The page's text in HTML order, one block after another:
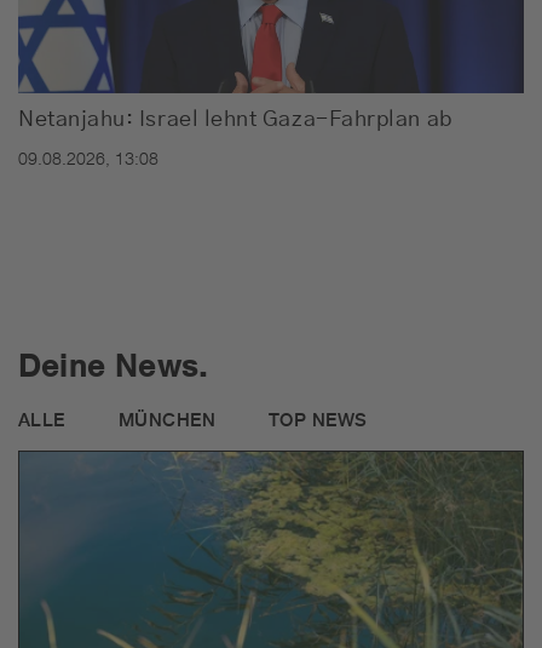
Netanjahu: Israel lehnt Gaza-Fahrplan ab
09.08.2026, 13:08
Deine News.
ALLE MÜNCHEN TOP NEWS